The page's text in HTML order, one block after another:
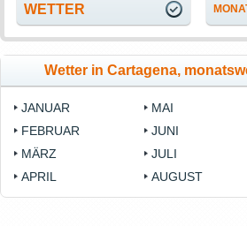
WETTER
Wetter in Cartagena,
JANUAR
FEBRUAR
MÄRZ
APRIL
MAI
JUNI
JULI
AUGUST